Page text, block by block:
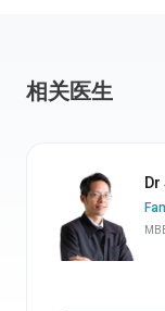
相关医生
Dr